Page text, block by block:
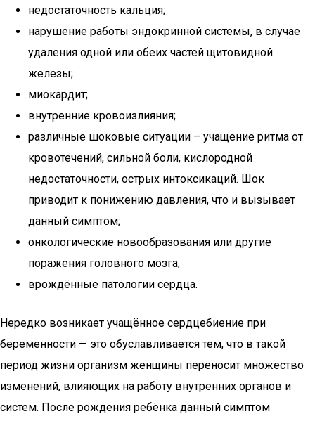
недостаточность кальция;
нарушение работы эндокринной системы, в случае
удаления одной или обеих частей щитовидной
железы;
миокардит;
внутренние кровоизлияния;
различные шоковые ситуации – учащение ритма от
кровотечений, сильной боли, кислородной
недостаточности, острых интоксикаций. Шок
приводит к понижению давления, что и вызывает
данный симптом;
онкологические новообразования или другие
поражения головного мозга;
врождённые патологии сердца.
Нередко возникает учащённое сердцебиение при
беременности — это обуславливается тем, что в такой
период жизни организм женщины переносит множество
изменений, влияющих на работу внутренних органов и
систем. После рождения ребёнка данный симптом